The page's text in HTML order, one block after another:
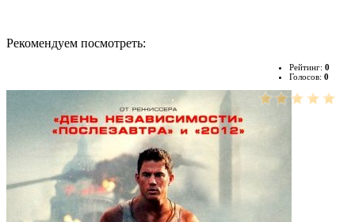
Рекомендуем посмотреть:
Рейтинг: 0
Голосов: 0